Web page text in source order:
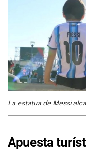
La estatua de Messi
Apuesta